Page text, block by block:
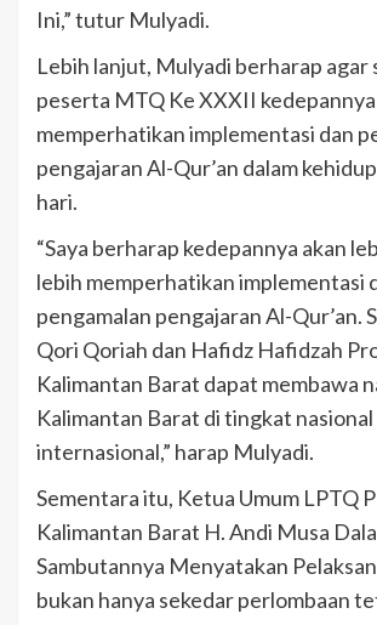
Ini,” tutur Mulyadi.
Lebih lanjut, Mulyadi berharap agar
peserta MTQ Ke XXXII
memperhatikan implementasi dan
pengajaran Al-Qur’an dalam
hari.
“Saya berharap kedepannya akan
lebih memperhatikan implementasi
pengamalan pengajaran Al-Qur’an.
Qori Qoriah dan Hafidz Hafidzah
Kalimantan Barat dapat membawa
Kalimantan Barat di tingkat nasional
internasional,” harap Mulyadi.
Sementara itu, Ketua Umum LPTQ
Kalimantan Barat H. Andi Musa
Sambutannya Menyatakan
bukan hanya sekedar perlombaan